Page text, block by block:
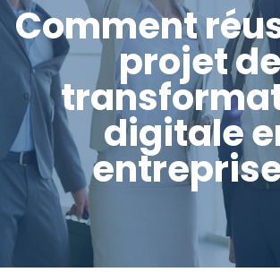
Comment
projet de
digitale